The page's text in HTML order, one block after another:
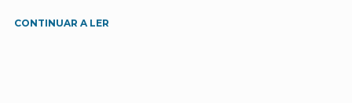
CONTINUAR A LER